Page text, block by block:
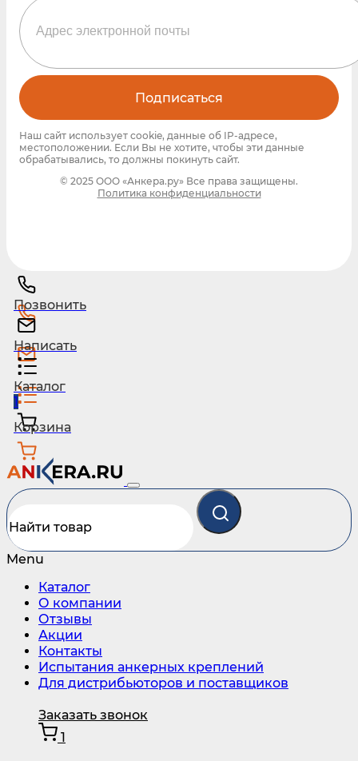
Подписаться
Наш сайт использует cookie, данные об IP-адресе,
местоположении. Если Вы не хотите, чтобы эти данные
обрабатывались, то должны покинуть сайт.
© 2025 ООО «Анкера.ру» Все права защищены.
Политика конфиденциальности
Позвонить
Написать
Каталог
1
Корзина
Menu
Каталог
О компании
Отзывы
Акции
Контакты
Испытания анкерных креплений
Для дистрибьюторов и поставщиков
Заказать звонок
1